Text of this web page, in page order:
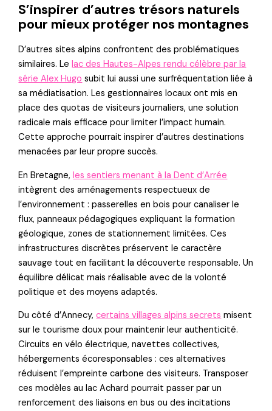
S’inspirer d’autres trésors naturels
pour mieux protéger nos montagnes
D’autres sites alpins confrontent des problématiques
similaires. Lelac des Hautes-Alpes rendu célèbre par la
série Alex Hugo subit lui aussi une surfréquentation liée à
sa médiatisation. Les gestionnaires locaux ont mis en
place des quotas de visiteurs journaliers, une solution
radicale mais efficace pour limiter l’impact humain.
Cette approche pourrait inspirer d’autres destinations
menacées par leur propre succès.
En Bretagne,les sentiers menant à la Dent d’Arrée
intègrent des aménagements respectueux de
l’environnement : passerelles en bois pour canaliser le
flux, panneaux pédagogiques expliquant la formation
géologique, zones de stationnement limitées. Ces
infrastructures discrètes préservent le caractère
sauvage tout en facilitant la découverte responsable. Un
équilibre délicat mais réalisable avec de la volonté
politique et des moyens adaptés.
Du côté d’Annecy,certains villages alpins secrets misent
sur le tourisme doux pour maintenir leur authenticité.
Circuits en vélo électrique, navettes collectives,
hébergements écoresponsables : ces alternatives
réduisent l’empreinte carbone des visiteurs. Transposer
ces modèles au lac Achard pourrait passer par un
renforcement des liaisons en bus ou des incitations